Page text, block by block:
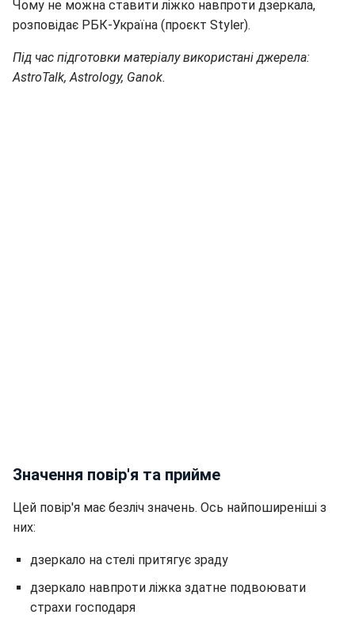
Чому не можна ставити ліжко навпроти дзеркала,
розповідає РБК-Україна (проєкт Styler).
Під час підготовки матеріалу використані джерела:
AstroTalk, Astrology, Ganok.
Значення повір'я та прийме
Цей повір'я має безліч значень. Ось найпоширеніші з
них:
дзеркало на стелі притягує зраду
дзеркало навпроти ліжка здатне подвоювати
страхи господаря